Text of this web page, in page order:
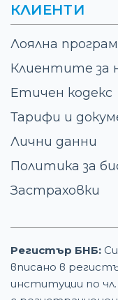
КЛИЕНТИ
Лоялна
Клиентите за
Етичен кодекс
Тарифи и
Лични данни
Политика за
Застраховки
Регистър БНБ:
вписано в
институции по